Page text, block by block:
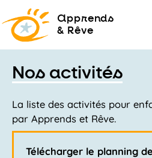
apprends
& Rêve
Nos activités
La liste des activités pour
par Apprends et Rêve.
Télécharger le planning